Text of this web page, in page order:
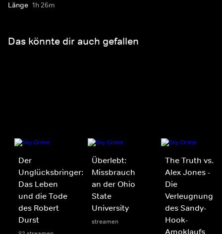
Länge 1h 26m
Das könnte dir auch gefallen
Der
Unglücksbringer:
Das Leben
und die Tode
des Robert
Durst
Überlebt:
Missbrauch
an der Ohio
State
University
streamen
The Truth vs.
Alex Jones -
Die
Verleugnung
des Sandy-
Hook-
Amoklaufs